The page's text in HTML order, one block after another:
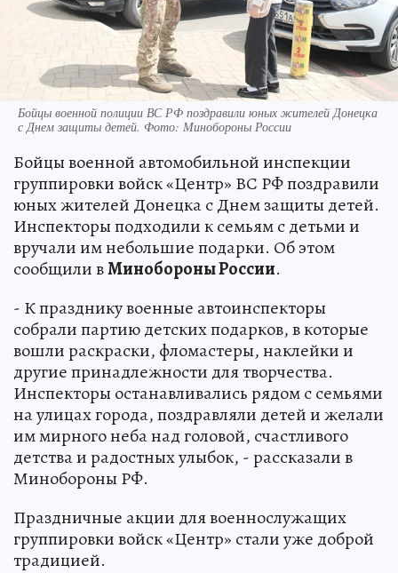
Бойцы военной полиции ВС РФ поздравили юных жителей Донецка
с Днем защиты детей. Фото: Минобороны России
Бойцы военной автомобильной инспекции
группировки войск «Центр» ВС РФ поздравили
юных жителей Донецка с Днем защиты детей.
Инспекторы подходили к семьям с детьми и
вручали им небольшие подарки. Об этом
сообщили вМинобороны России.
- К празднику военные автоинспекторы
собрали партию детских подарков, в которые
вошли раскраски, фломастеры, наклейки и
другие принадлежности для творчества.
Инспекторы останавливались рядом с семьями
на улицах города, поздравляли детей и желали
им мирного неба над головой, счастливого
детства и радостных улыбок, - рассказали в
Минобороны РФ.
Праздничные акции для военнослужащих
группировки войск «Центр» стали уже доброй
традицией.